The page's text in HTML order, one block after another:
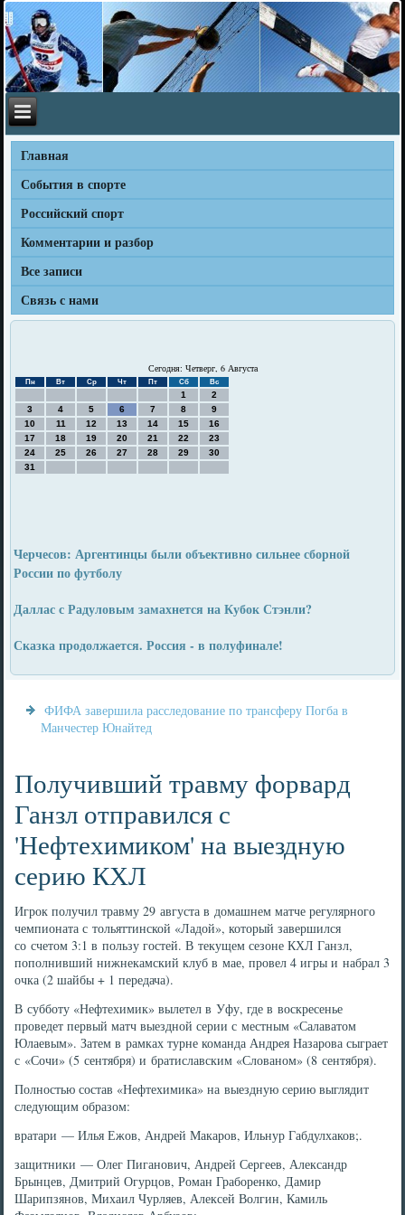
Главная
События в спорте
Российский спорт
Комментарии и разбор
Все записи
Связь с нами
Сегодня: Четверг, 6 Августа
Пн Вт Ср Чт Пт Сб Вс
1
2
3
4 5 6 7 8
9
10
11 12 13 14 15
16
17
18 19 20 21 22
23
24
25 26 27 28 29
30
31
Черчесов: Аргентинцы были объективно сильнее сборной
России по футболу
Даллас с Радуловым замахнется на Кубок Стэнли?
Сказка продолжается. Россия - в полуфинале!
ФИФА завершила расследование по трансферу Погба в
Манчестер Юнайтед
Получивший травму форвард
Ганзл отправился с
'Нефтехимиком' на выездную
серию КХЛ
Игрок получил травму 29 августа в домашнем матче регулярного
чемпионата с тольяттинской «Ладой», который завершился
со счетом 3:1 в пользу гостей. В текущем сезоне КХЛ Ганзл,
пополнивший нижнекамский клуб в мае, провел 4 игры и набрал 3
очка (2 шайбы + 1 передача).
В субботу «Нефтехимик» вылетел в Уфу, где в воскресенье
проведет первый матч выездной серии с местным «Салаватом
Юлаевым». Затем в рамках турне команда Андрея Назарова сыграет
с «Сочи» (5 сентября) и братиславским «Слованом» (8 сентября).
Полностью состав «Нефтехимика» на выездную серию выглядит
следующим образом:
вратари — Илья Ежов, Андрей Макаров, Ильнур Габдулхаков;.
защитники — Олег Пиганович, Андрей Сергеев, Александр
Брынцев, Дмитрий Огурцов, Роман Граборенко, Дамир
Шарипзянов, Михаил Чурляев, Алексей Волгин, Камиль